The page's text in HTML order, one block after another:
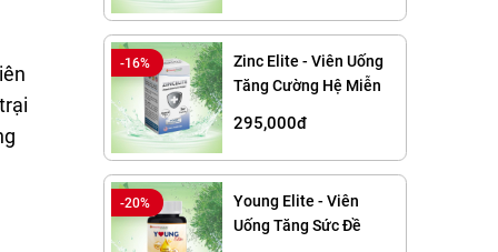
-16%
Zinc Elite - Viên Uống
Tăng Cường Hệ Miễn
295,000đ
-20%
Young Elite - Viên
Uống Tăng Sức Đề